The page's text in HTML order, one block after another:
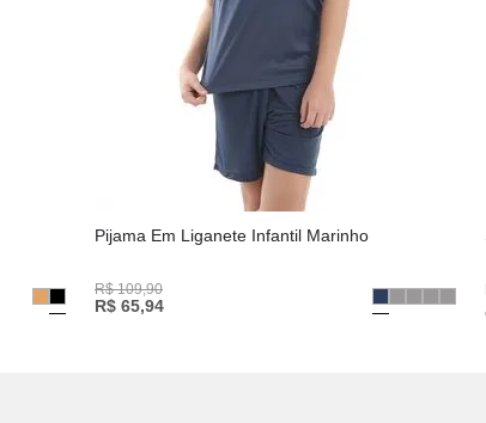
Pijama Em Liganete Infantil Marinho
R$ 109,90
R$ 65,94